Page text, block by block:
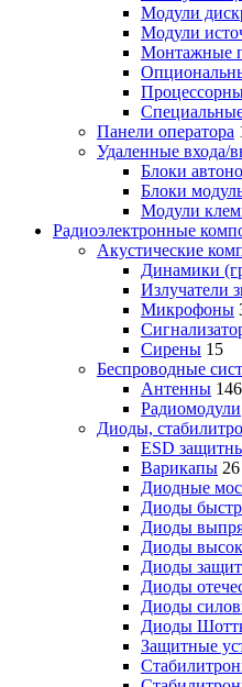
Модули
Модули
Монтажные
Панели оператора
Удаленные входа/
Блоки
Блоки
Модули
Радиоэлектронные
Акустические
Динамики
Излучатели
Микрофоны
Сирены 15
Беспроводные
Антенны 146
Радиомодули
Диоды,
ESD
Варикапы 26
Диодные
Диоды
Диоды
Диоды
Диоды
Диоды
Диоды
Диоды
Защитные